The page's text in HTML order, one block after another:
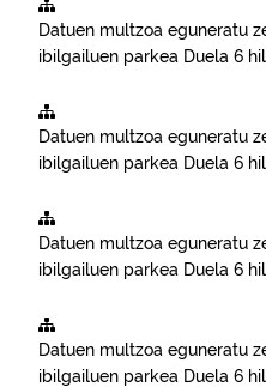
Datuen multzoa eguneratu
ibilgailuen parkea Duela 6
Datuen multzoa eguneratu
ibilgailuen parkea Duela 6
Datuen multzoa eguneratu
ibilgailuen parkea Duela 6
Datuen multzoa eguneratu
ibilgailuen parkea Duela 6